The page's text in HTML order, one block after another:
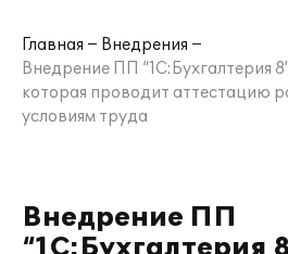
Главная
Внедрения
Внедрение ПП “1C:Бухгалтерия
которая проводит аттестацию
условиям труда
Внедрение ПП